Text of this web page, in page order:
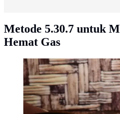
Metode 5.30.7 untuk
Hemat Gas